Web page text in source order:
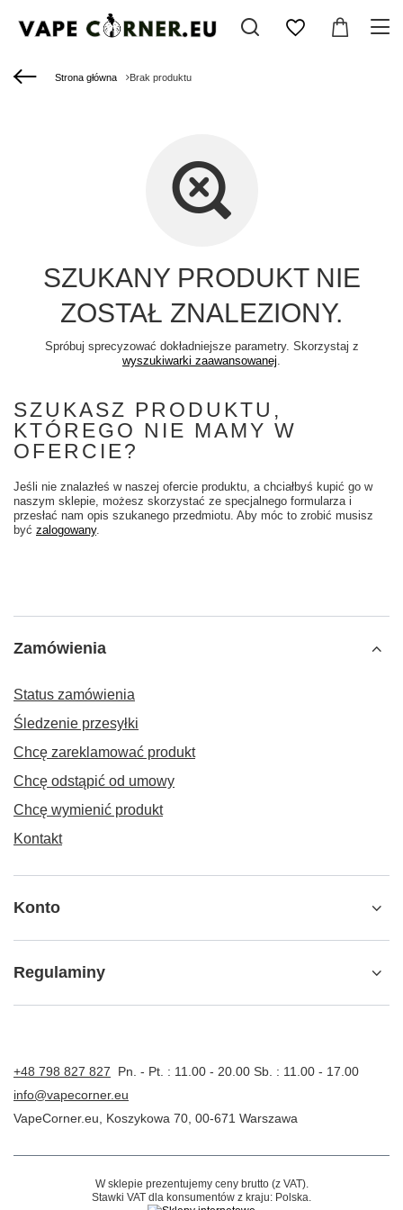
Strona główna Brak produktu
SZUKANY PRODUKT NIE
ZOSTAŁ ZNALEZIONY.
Spróbuj sprecyzować dokładniejsze parametry. Skorzystaj z
wyszukiwarki zaawansowanej.
SZUKASZ PRODUKTU,
KTÓREGO NIE MAMY W
OFERCIE?
Jeśli nie znalazłeś w naszej ofercie produktu, a chciałbyś kupić go w
naszym sklepie, możesz skorzystać ze specjalnego formularza i
przesłać nam opis szukanego przedmiotu. Aby móc to zrobić musisz
być zalogowany.
Zamówienia
Status zamówienia
Śledzenie przesyłki
Chcę zareklamować produkt
Chcę odstąpić od umowy
Chcę wymienić produkt
Kontakt
Konto
Regulaminy
+48 798 827 827
Pn. - Pt. : 11.00 - 20.00 Sb. : 11.00 - 17.00
info@vapecorner.eu
VapeCorner.eu
Koszykowa 70 00-671 Warszawa
W sklepie prezentujemy ceny brutto (z VAT).
Stawki VAT dla konsumentów z kraju: Polska.